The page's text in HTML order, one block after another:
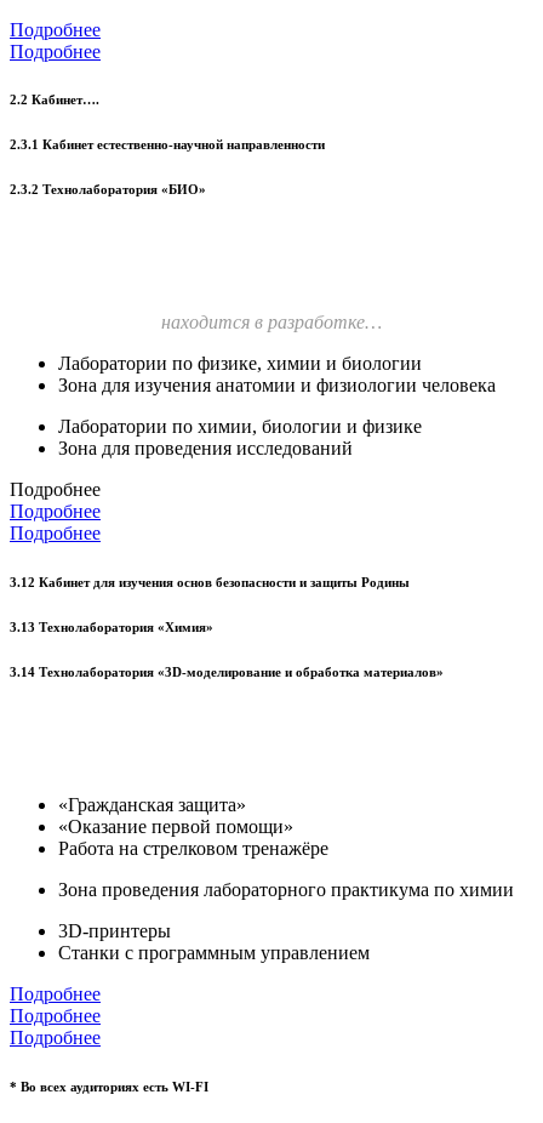
Подробнее
Подробнее
2.2 Кабинет….
2.3.1 Кабинет естественно-научной направленности
2.3.2 Технолаборатория «БИО»
находится в разработке…
Лаборатории по физике, химии и биологии
Зона для изучения анатомии и физиологии человека
Лаборатории по химии, биологии и физике
Зона для проведения исследований
Подробнее
Подробнее
Подробнее
3.12 Кабинет для изучения основ безопасности и защиты Родины
3.13 Технолаборатория «Химия»
3.14 Технолаборатория «3D-моделирование и обработка материалов»
«Гражданская защита»
«Оказание первой помощи»
Работа на стрелковом тренажёре
Зона проведения лабораторного практикума по химии
3D-принтеры
Станки с программным управлением
Подробнее
Подробнее
Подробнее
* Во всех аудиториях есть WI-FI